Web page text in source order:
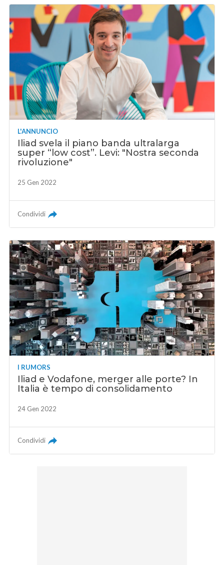
L'ANNUNCIO
Iliad svela il piano banda ultralarga
super “low cost”. Levi: "Nostra seconda
rivoluzione"
25 Gen 2022
Condividi
I RUMORS
Iliad e Vodafone, merger alle porte? In
Italia è tempo di consolidamento
24 Gen 2022
Condividi